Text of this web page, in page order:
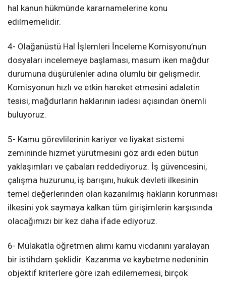
hal kanun hükmünde kararnamelerine konu
edilmemelidir.
4- Olağanüstü Hal İşlemleri İnceleme Komisyonu’nun
dosyaları incelemeye başlaması, masum iken mağdur
durumuna düşürülenler adına olumlu bir gelişmedir.
Komisyonun hızlı ve etkin hareket etmesini adaletin
tesisi, mağdurların haklarının iadesi açısından önemli
buluyoruz.
5- Kamu görevlilerinin kariyer ve liyakat sistemi
zemininde hizmet yürütmesini göz ardı eden bütün
yaklaşımları ve çabaları reddediyoruz. İş güvencesini,
çalışma huzurunu, iş barışını, hukuk devleti ilkesinin
temel değerlerinden olan kazanılmış hakların korunması
ilkesini yok saymaya kalkan tüm girişimlerin karşısında
olacağımızı bir kez daha ifade ediyoruz.
6- Mülakatla öğretmen alımı kamu vicdanını yaralayan
bir istihdam şeklidir. Kazanma ve kaybetme nedeninin
objektif kriterlere göre izah edilememesi, birçok